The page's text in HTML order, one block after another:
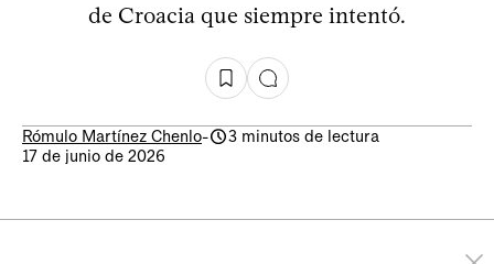
de Croacia que siempre intentó.
Rómulo Martínez Chenlo-
3 minutos de lectura
17 de junio de 2026